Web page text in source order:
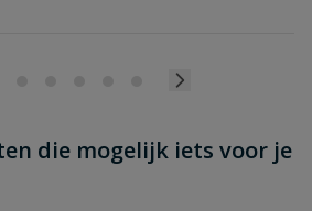
die mogelijk iets voor je